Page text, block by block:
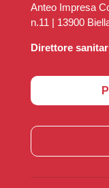
Anteo Impresa
n.11 | 13900
Direttore